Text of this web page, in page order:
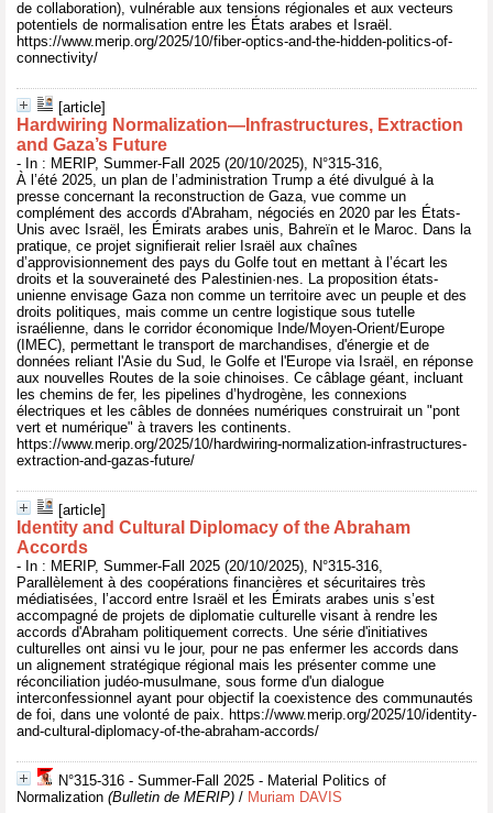
de collaboration), vulnérable aux tensions régionales et aux vecteurs
potentiels de normalisation entre les États arabes et Israël.
https://www.merip.org/2025/10/fiber-optics-and-the-hidden-politics-of-
connectivity/
[article]
Hardwiring Normalization—Infrastructures, Extraction
and Gaza’s Future
- In : MERIP, Summer-Fall 2025 (20/10/2025), N°315-316,
À l’été 2025, un plan de l’administration Trump a été divulgué à la
presse concernant la reconstruction de Gaza, vue comme un
complément des accords d'Abraham, négociés en 2020 par les États-
Unis avec Israël, les Émirats arabes unis, Bahreïn et le Maroc. Dans la
pratique, ce projet signifierait relier Israël aux chaînes
d’approvisionnement des pays du Golfe tout en mettant à l’écart les
droits et la souveraineté des Palestinien·nes. La proposition états-
unienne envisage Gaza non comme un territoire avec un peuple et des
droits politiques, mais comme un centre logistique sous tutelle
israélienne, dans le corridor économique Inde/Moyen-Orient/Europe
(IMEC), permettant le transport de marchandises, d'énergie et de
données reliant l'Asie du Sud, le Golfe et l'Europe via Israël, en réponse
aux nouvelles Routes de la soie chinoises. Ce câblage géant, incluant
les chemins de fer, les pipelines d’hydrogène, les connexions
électriques et les câbles de données numériques construirait un "pont
vert et numérique" à travers les continents.
https://www.merip.org/2025/10/hardwiring-normalization-infrastructures-
extraction-and-gazas-future/
[article]
Identity and Cultural Diplomacy of the Abraham
Accords
- In : MERIP, Summer-Fall 2025 (20/10/2025), N°315-316,
Parallèlement à des coopérations financières et sécuritaires très
médiatisées, l’accord entre Israël et les Émirats arabes unis s’est
accompagné de projets de diplomatie culturelle visant à rendre les
accords d'Abraham politiquement corrects. Une série d'initiatives
culturelles ont ainsi vu le jour, pour ne pas enfermer les accords dans
un alignement stratégique régional mais les présenter comme une
réconciliation judéo-musulmane, sous forme d'un dialogue
interconfessionnel ayant pour objectif la coexistence des communautés
de foi, dans une volonté de paix. https://www.merip.org/2025/10/identity-
and-cultural-diplomacy-of-the-abraham-accords/
N°315-316 - Summer-Fall 2025 - Material Politics of
Normalization (Bulletin de MERIP) / Muriam DAVIS